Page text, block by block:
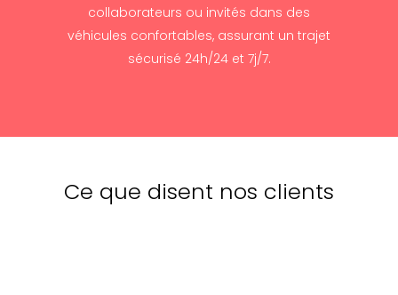
collaborateurs ou invités dans des
véhicules confortables, assurant un trajet
sécurisé 24h/24 et 7j/7.
Ce que disent nos clients